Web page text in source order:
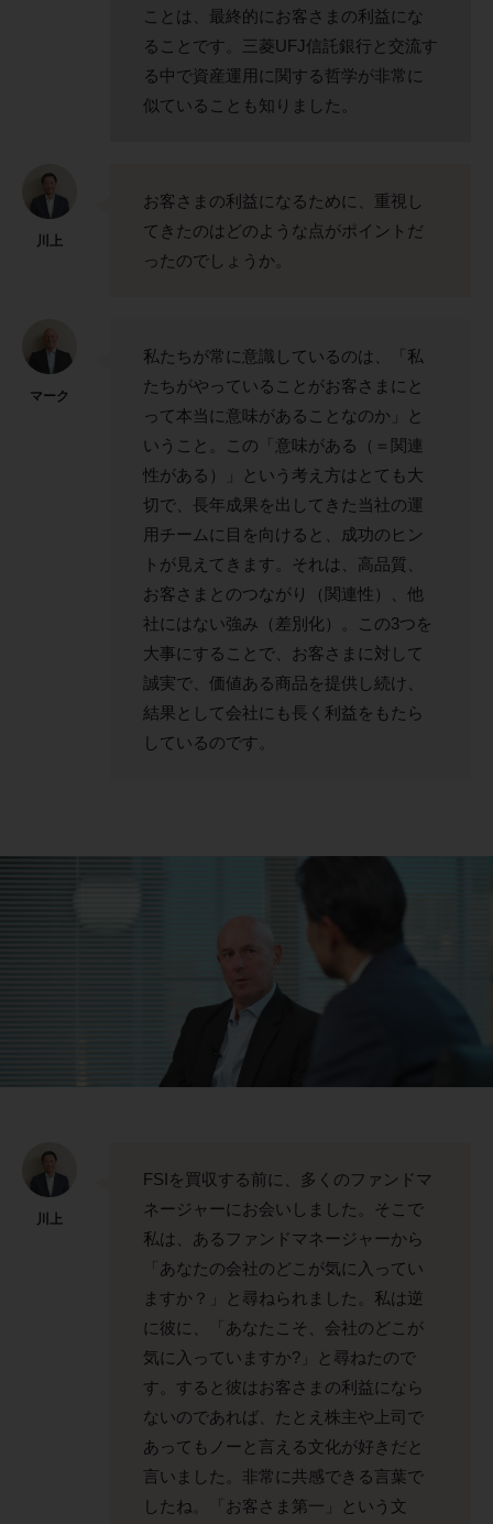
ことは、最終的にお客さまの利益にな
ることです。三菱UFJ信託銀行と交流す
る中で資産運用に関する哲学が非常に
似ていることも知りました。
川上
お客さまの利益になるために、重視し
てきたのはどのような点がポイントだ
ったのでしょうか。
マーク
私たちが常に意識しているのは、「私
たちがやっていることがお客さまにと
って本当に意味があることなのか」と
いうこと。この「意味がある（＝関連
性がある）」という考え方はとても大
切で、長年成果を出してきた当社の運
用チームに目を向けると、成功のヒン
トが見えてきます。それは、高品質、
お客さまとのつながり（関連性）、他
社にはない強み（差別化）。この3つを
大事にすることで、お客さまに対して
誠実で、価値ある商品を提供し続け、
結果として会社にも長く利益をもたら
しているのです。
川上
FSIを買収する前に、多くのファンドマ
ネージャーにお会いしました。そこで
私は、あるファンドマネージャーから
「あなたの会社のどこが気に入ってい
ますか？」と尋ねられました。私は逆
に彼に、「あなたこそ、会社のどこが
気に入っていますか?」と尋ねたので
す。すると彼はお客さまの利益になら
ないのであれば、たとえ株主や上司で
あってもノーと言える文化が好きだと
言いました。非常に共感できる言葉で
したね。「お客さま第一」という文